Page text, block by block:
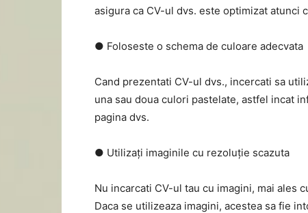
asigura ca CV-ul dvs. este optimizat atunci
● Foloseste o schema de culoare adecvata
Cand prezentati CV-ul dvs., incercati sa
una sau doua culori pastelate, astfel incat
pagina dvs.
● Utilizați imaginile cu rezoluție scazuta
Nu incarcati CV-ul tau cu imagini, mai ales
Daca se utilizeaza imagini, acestea sa fie